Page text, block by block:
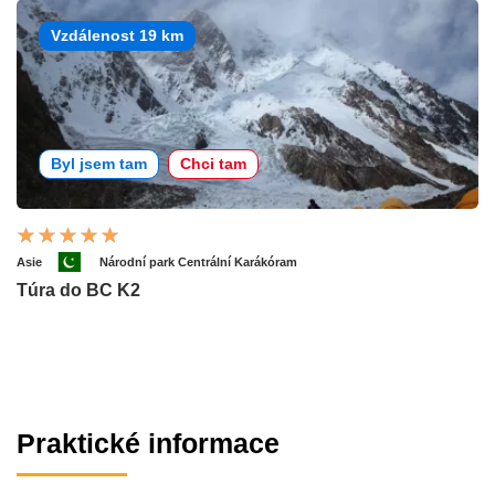
Vzdálenost 19 km
Byl jsem tam Chci tam
Asie Národní park Centrální Karákóram
Túra do BC K2
Praktické informace